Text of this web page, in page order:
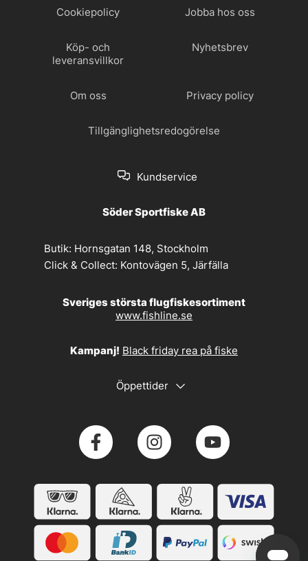
Cookiepolicy Jobba hos oss
Köp- och
leveransvillkor
Nyhetsbrev
Om oss Privacy policy
Tillgänglighetsredogörelse
Kundservice
Söder Sportfiske AB
Butik: Hornsgatan 148, Stockholm
Click & Collect: Kontovägen 5, Järfälla
Sveriges största flugfiskesortiment
www.fishline.se
Kampanj! Black friday rea på fiske
Öppettider